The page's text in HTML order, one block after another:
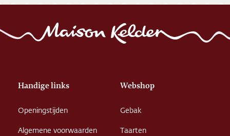
Handige links
Openingstijden
Algemene voorwaarden
Webshop
Gebak
Taarten